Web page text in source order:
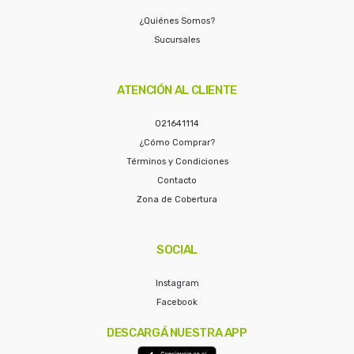
¿Quiénes Somos?
Sucursales
ATENCIÓN AL CLIENTE
021641114
¿Cómo Comprar?
Términos y Condiciones
Contacto
Zona de Cobertura
SOCIAL
Instagram
Facebook
DESCARGÁ NUESTRA APP